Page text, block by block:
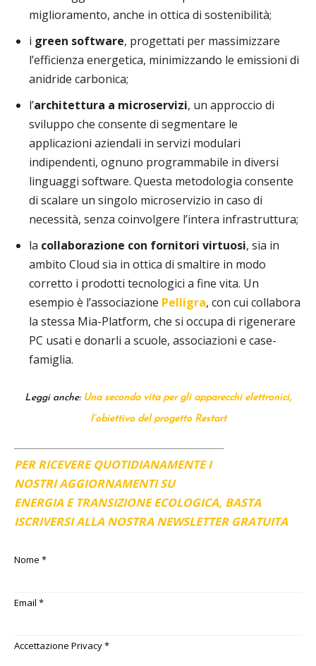
miglioramento, anche in ottica di sostenibilità;
i green software, progettati per massimizzare
l’efficienza energetica, minimizzando le emissioni di
anidride carbonica;
l’architettura a microservizi, un approccio di
sviluppo che consente di segmentare le
applicazioni aziendali in servizi modulari
indipendenti, ognuno programmabile in diversi
linguaggi software. Questa metodologia consente
di scalare un singolo microservizio in caso di
necessità, senza coinvolgere l’intera infrastruttura;
la collaborazione con fornitori virtuosi, sia in
ambito Cloud sia in ottica di smaltire in modo
corretto i prodotti tecnologici a fine vita. Un
esempio è l’associazione Pelligra, con cui collabora
la stessa Mia-Platform, che si occupa di rigenerare
PC usati e donarli a scuole, associazioni e case-
famiglia.
Leggi anche: Una seconda vita per gli apparecchi elettronici,
l’obiettivo del progetto Restart
PER RICEVERE QUOTIDIANAMENTE I
NOSTRI AGGIORNAMENTI SU
ENERGIA E TRANSIZIONE ECOLOGICA, BASTA
ISCRIVERSI ALLA NOSTRA NEWSLETTER GRATUITA
Nome *
Email *
Accettazione Privacy*